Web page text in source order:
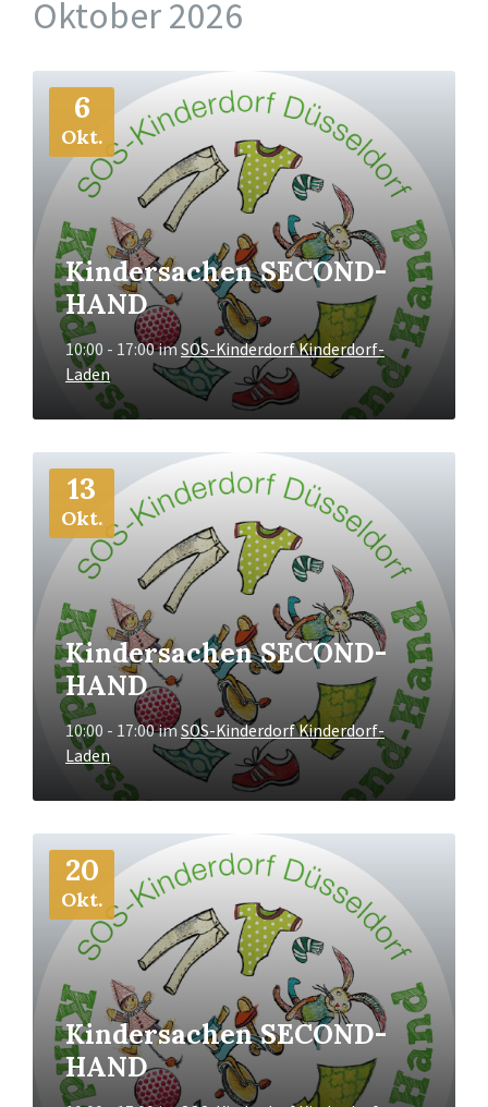
Oktober 2026
6
Okt.
Kindersachen SECOND-
HAND
10:00 - 17:00imSOS-Kinderdorf Kinderdorf-
Laden
Mehr
13
Okt.
Kindersachen SECOND-
HAND
10:00 - 17:00imSOS-Kinderdorf Kinderdorf-
Laden
Mehr
20
Okt.
Kindersachen SECOND-
HAND
Mehr